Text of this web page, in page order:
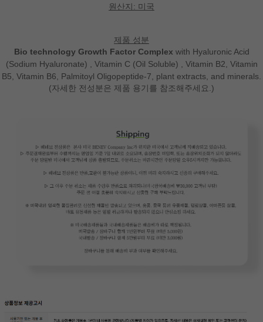
원산지: 미국
제품 성분
Bio technology Growth Factor Complex with Hyaluronic Acid
(Sodium Hyaluronate) , Vitamin C (Oil Soluble) , Vitamin B2, Vitamin
B5, Vitamin B6, Palmitoyl Oligopeptide-7, plant extracts, and minerals.
(자세한 전성분은 제품 용기를 참조해주세요.)